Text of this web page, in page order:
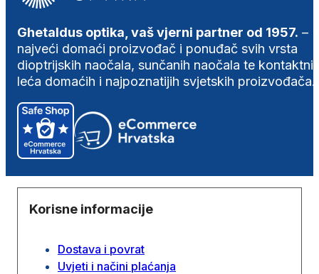
Ghetaldus optika, vaš vjerni partner od 1957. –
najveći domaći proizvođač i ponuđač svih vrsta
dioptrijskih naočala, sunčanih naočala te
leća domaćih i najpoznatijih svjetskih proizvođača.
Korisne informacije
Dostava i povrat
Uvjeti i načini plaćanja